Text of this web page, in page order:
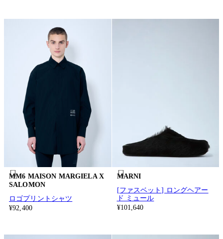
MM6 MAISON MARGIELA X
SALOMON
ロゴプリントシャツ
¥92,400
MARNI
[ファスベット] ロングヘアー
ド ミュール
¥101,640